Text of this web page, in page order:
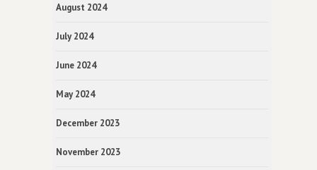
August 2024
July 2024
June 2024
May 2024
December 2023
November 2023